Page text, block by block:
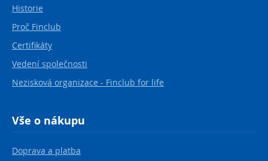
Historie
Proč Finclub
Certifikáty
Vedení společnosti
Nezisková organizace - Finclub for life
Vše o nákupu
Doprava a platba